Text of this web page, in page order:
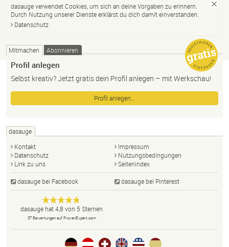
dasauge verwendet Cookies, um sich an deine Vorgaben zu erinnern.
Durch Nutzung unserer Dienste erklärst du dich damit einverstanden.
Datenschutz
Mitmachen Abonnieren
Profil anlegen
Selbst kreativ? Jetzt gratis dein Profil anlegen – mit Werkschau!
Profil anlegen…
dasauge
Kontakt
Impressum
Datenschutz
Nutzungsbedingungen
Link zu uns
Seitenindex
dasauge bei Facebook dasauge bei Pinterest
dasauge
Designer,
Fotografen,
Agenturen,
Portfolios
Anonym
dasauge hat4,8 von 5 Sternen
37Bewertungen auf ProvenExpert.com